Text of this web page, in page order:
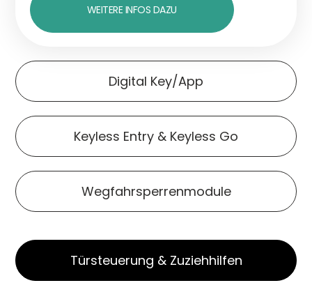
Digital Key/App
Keyless Entry & Keyless Go
Wegfahrsperrenmodule
WEITERE INFOS DAZU
Türsteuerung & Zuziehhilfen